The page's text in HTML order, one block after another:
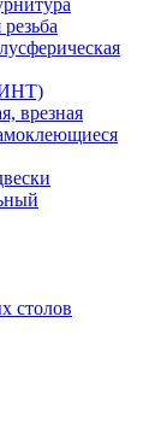
врезная
столов